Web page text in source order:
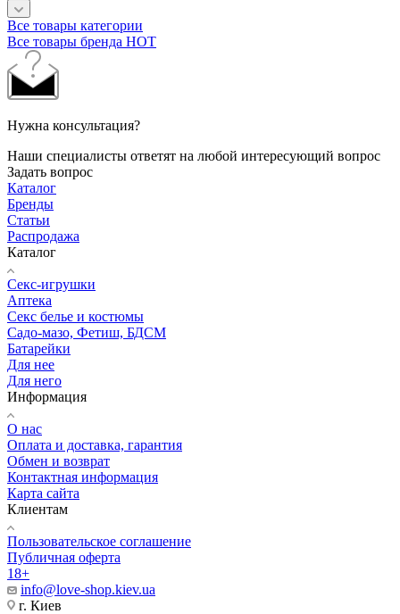
Все товары категории
Все товары бренда HOT
Нужна консультация?
Наши специалисты ответят на любой интересующий вопрос
Задать вопрос
Каталог
Бренды
Статьи
Распродажа
Каталог
Секс-игрушки
Аптека
Секс белье и костюмы
Садо-мазо, Фетиш, БДСМ
Батарейки
Для нее
Для него
Информация
О нас
Оплата и доставка, гарантия
Обмен и возврат
Контактная информация
Карта сайта
Клиентам
Пользовательское соглашение
Публичная оферта
18+
info@love-shop.kiev.ua
г. Киев